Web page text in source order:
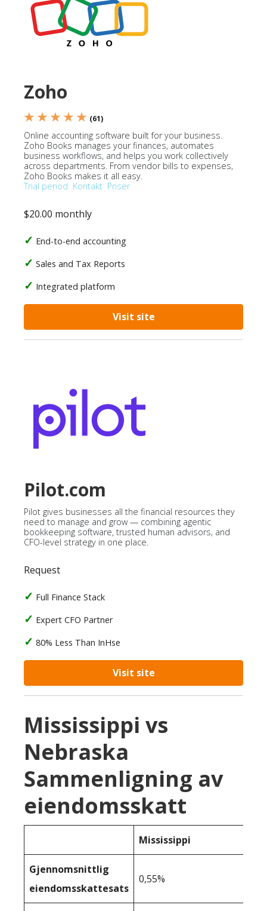
Zoho
★ ★ ★ ★ ★ (61)
Online accounting software built for your business.
Zoho Books manages your finances, automates
business workflows, and helps you work collectively
across departments. From vendor bills to expenses,
Zoho Books makes it all easy.
Trial period Kontakt Priser
$20.00 monthly
End-to-end accounting
Sales and Tax Reports
Integrated platform
Visit site
Pilot.com
Pilot gives businesses all the financial resources they
need to manage and grow — combining agentic
bookkeeping software, trusted human advisors, and
CFO-level strategy in one place.
Request
Full Finance Stack
Expert CFO Partner
80% Less Than InHse
Visit site
Mississippi vs
Nebraska
Sammenligning av
eiendomsskatt
Mississippi
Gjennomsnittlig
eiendomsskattesats
0,55%